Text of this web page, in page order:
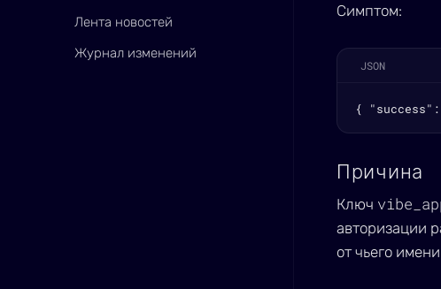
Лента новостей
Журнал изменений
Симптом:
JSON
{
Причина
Ключ
авторизации
от чьего